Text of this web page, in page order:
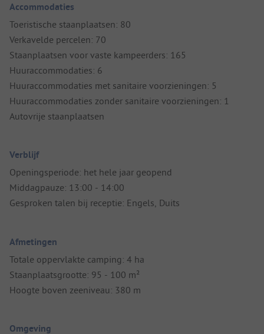
Accommodaties
Toeristische staanplaatsen: 80
Verkavelde percelen: 70
Staanplaatsen voor vaste kampeerders: 165
Huuraccommodaties: 6
Huuraccommodaties met sanitaire voorzieningen: 5
Huuraccommodaties zonder sanitaire voorzieningen: 1
Autovrije staanplaatsen
Verblijf
Openingsperiode: het hele jaar geopend
Middagpauze: 13:00 - 14:00
Gesproken talen bij receptie: Engels, Duits
Afmetingen
Totale oppervlakte camping: 4 ha
Staanplaatsgrootte: 95 - 100 m²
Hoogte boven zeeniveau: 380 m
Omgeving